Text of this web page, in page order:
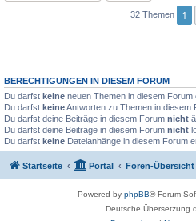
32 Themen 1
BERECHTIGUNGEN IN DIESEM FORUM
Du darfst keine neuen Themen in diesem Forum
Du darfst keineAntworten zu Themen in diesem
Du darfst deine Beiträge in diesem Forum nicht
Du darfst deine Beiträge in diesem Forum nicht
Du darfst keine Dateianhänge in diesem Forum
Startseite Portal Foren-Übersicht
Powered by phpBB® Forum
Deutsche Übersetzung